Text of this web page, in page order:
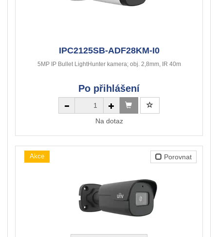
IPC2125SB-ADF28KM-I0
5MP IP Bullet LightHunter kamera; obj. 2,8mm, IR 40m
Po přihlášení
Na dotaz
Akce Porovnat